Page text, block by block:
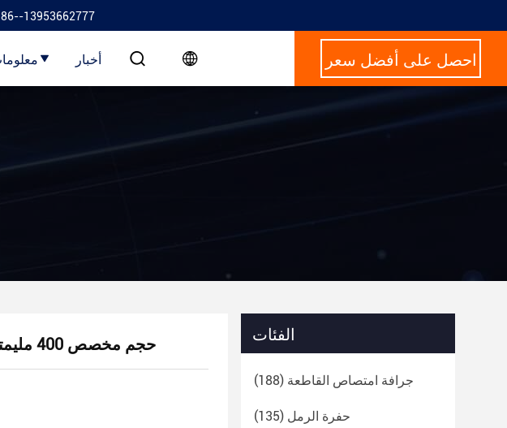
86--13953662777
أخبار احصل على أفضل سعر
حجم مخصص 400 مليمتر 16 بوصة القطع جراب امتصاص الفئات
جرافة امتصاص القاطعة (188)
حفرة الرمل (135)